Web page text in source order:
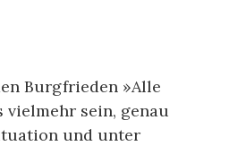
Burgfrieden »Alle
vielmehr sein, genau
und unter